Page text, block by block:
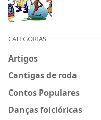
CATEGORIAS
Artigos
Cantigas de roda
Contos Populares
Danças folclóricas